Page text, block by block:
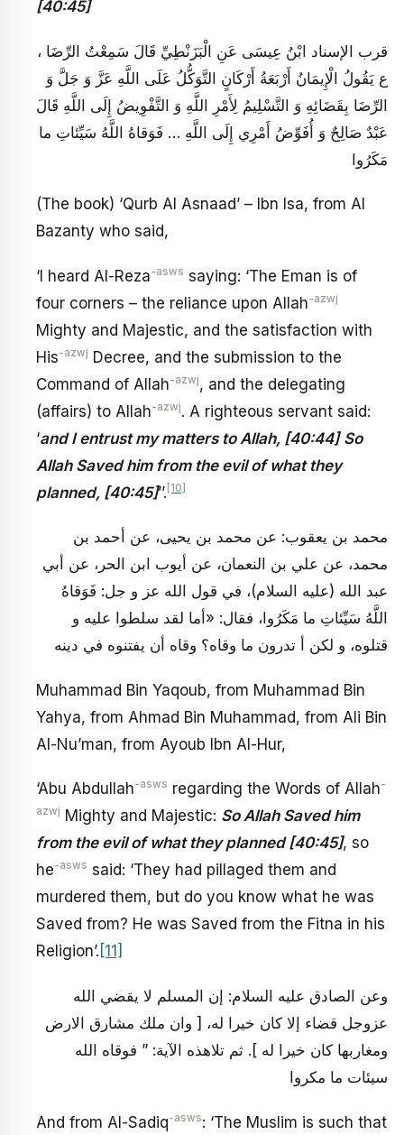
[40:45]
، قرب الإسناد ابْنُ عِيسَى عَنِ الْبَزَنْطِيِّ قَالَ سَمِعْتُ الرِّضَا
ع يَقُولُ‏ الْإِيمَانُ أَرْبَعَةُ أَرْكَانٍ التَّوَكُّلُ عَلَى اللَّهِ عَزَّ وَ جَلَّ وَ
الرِّضَا بِقَضَائِهِ وَ التَّسْلِيمُ لِأَمْرِ اللَّهِ وَ التَّفْوِيضُ إِلَى اللَّهِ قَالَ
عَبْدٌ صَالِحٌ‏ وَ أُفَوِّضُ أَمْرِي إِلَى اللَّهِ‏ … فَوَقاهُ اللَّهُ سَيِّئاتِ ما
مَكَرُوا
(The book) ‘Qurb Al Asnaad’ – Ibn Isa, from Al
Bazanty who said,
‘I heard Al-Reza-asws saying: ‘The Eman is of
four corners – the reliance upon Allah-azwj
Mighty and Majestic, and the satisfaction with
His-azwj Decree, and the submission to the
Command of Allah-azwj, and the delegating
(affairs) to Allah-azwj. A righteous servant said:
‘and I entrust my matters to Allah, [40:44] So
Allah Saved him from the evil of what they
planned, [40:45]’’. [10]
محمد بن يعقوب: عن محمد بن يحيى، عن أحمد بن
محمد، عن علي بن النعمان، عن أيوب ابن الحر، عن أبي
عبد الله (عليه السلام)، في قول الله عز و جل: فَوَقاهُ
اللَّهُ سَيِّئاتِ ما مَكَرُوا، فقال: «أما لقد سلطوا عليه و
قتلوه، و لكن أ تدرون ما وقاه؟ وقاه أن يفتنوه في دينه
Muhammad Bin Yaqoub, from Muhammad Bin
Yahya, from Ahmad Bin Muhammad, from Ali Bin
Al-Nu’man, from Ayoub Ibn Al-Hur,
‘Abu Abdullah-asws regarding the Words of Allah-
azwj Mighty and Majestic: So Allah Saved him
from the evil of what they planned [40:45], so
he-asws said: ‘They had pillaged them and
murdered them, but do you know what he was
Saved from? He was Saved from the Fitna in his
Religion’. [11]
وعن الصادق عليه السلام: إن المسلم لا يقضي الله
عزوجل قضاء إلا كان خيرا له، [ وان ملك مشارق الارض
ومغاربها كان خيرا له ]. ثم تلاهذه الآية: ” فوقاه الله
سيئات ما مكروا
And from Al-Sadiq-asws: ‘The Muslim is such that